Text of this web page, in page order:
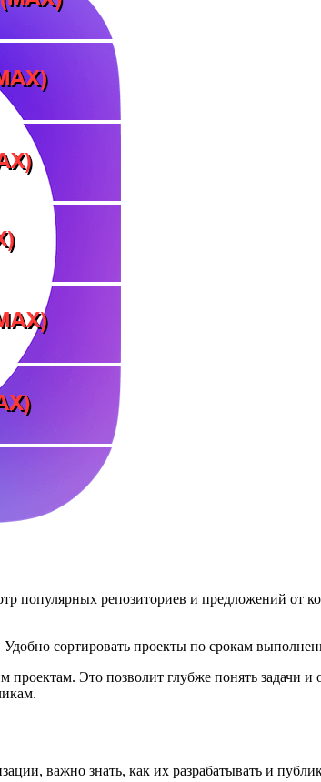
популярных репозиториев и предложений от
сортировать проекты по срокам
Это позволит глубже понять задачи и
важно знать, как их разрабатывать и